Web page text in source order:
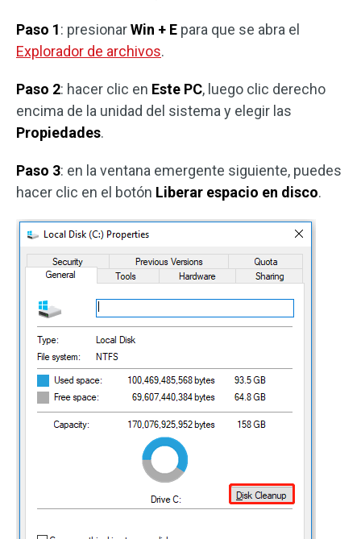
Paso 1: presionarWin + E para que se abra el
Explorador de archivos.
Paso 2: hacer clic en Este PC, luego clic derecho
encima de la unidad del sistema y elegir las
Propiedades.
Paso 3: en la ventana emergente siguiente, puedes
hacer clic en el botón Liberar espacio en disco.